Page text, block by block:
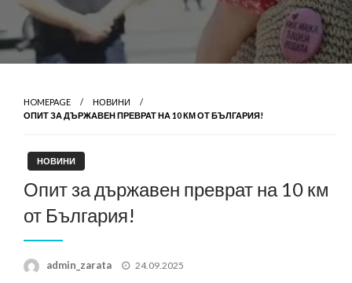
HOMEPAGE
НОВИНИ
ОПИТ ЗА ДЪРЖАВЕН ПРЕВРАТ НА 10 КМ ОТ БЪЛГАРИЯ!
НОВИНИ
Опит за държавен преврат на 10 км
от България!
admin_zarata
Posted
24.09.2025